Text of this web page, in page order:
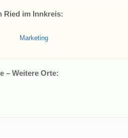
Ried im Innkreis:
Marketing
– Weitere Orte: